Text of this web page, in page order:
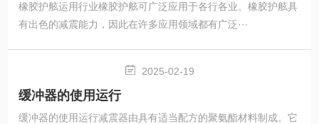
橡胶护舷运用行业橡胶护舷可广泛应用于各行各业。橡胶护舷具
有出色的减震能力，因此在许多应用领域都有广泛···
2025-02-19
缓冲器的使用运行
缓冲器的使用运行减震器由具有适当配方的聚氨酯材料制成。它